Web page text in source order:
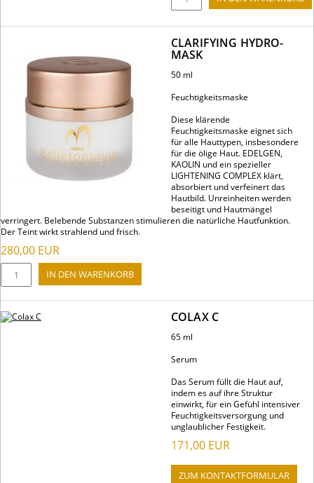
CLARIFYING HYDRO-
MASK
50 ml
Feuchtigkeitsmaske
Diese klärende
Feuchtigkeitsmaske eignet sich
für alle Hauttypen, insbesondere
für die ölige Haut. EDELGEN,
KAOLIN und ein spezieller
LIGHTENING COMPLEX klärt,
absorbiert und verfeinert das
Hautbild. Unreinheiten werden
beseitigt und Hautmängel
verringert. Belebende Substanzen stimulieren die natürliche Hautfunktion.
Der Teint wirkt strahlend und frisch.
280,00 EUR
COLAX C
65 ml
Serum
Das Serum füllt die Haut auf,
indem es auf ihre Struktur
einwirkt, für ein Gefühl intensiver
Feuchtigkeitsversorgung und
unglaublicher Festigkeit.
171,00 EUR
ZUM KONTAKTFORMULAR